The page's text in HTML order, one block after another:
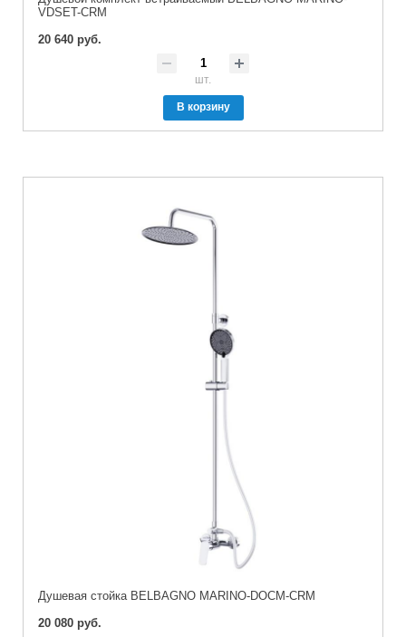
VDSET-CRM
20 640 руб.
шт.
В корзину
Душевая стойка BELBAGNO MARINO-DOCM-CRM
20 080 руб.